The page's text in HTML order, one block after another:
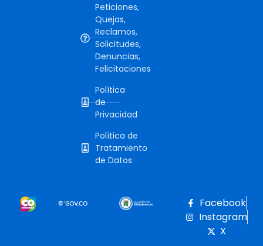
Peticiones,
Quejas,
Reclamos,
Solicitudes,
Denuncias,
Felicitaciones
Política
de
Privacidad
Política de
Tratamiento
de Datos
Facebook
Instagram
X